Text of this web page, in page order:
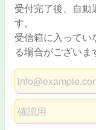
受付完了後、自動
す。
受信箱に入って
る場合がございま
メールアドレス
メールアドレスの